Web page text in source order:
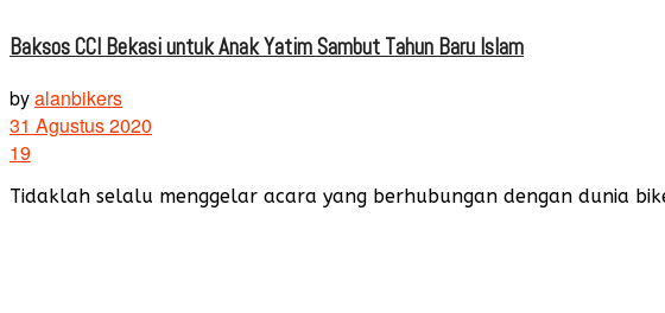
Baksos CCI Bekasi untuk Anak Yatim Sambut Tahun Baru Islam
byalanbikers
31 Agustus 2020
19
Tidaklah selalu menggelar acara yang berhubungan dengan dunia